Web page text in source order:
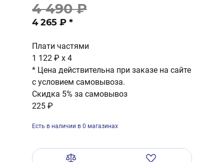
4 490 ₽
4 265 ₽ *
Плати частями
1 122 ₽ x 4
* Цена действительна при заказе на сайте
с условием самовывоза.
Скидка 5% за самовывоз
225 ₽
Есть в наличии в 0 магазинах